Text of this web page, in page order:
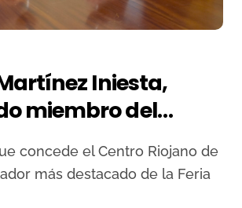
Iniesta,
miembro del
jurado del Trofeo
de Luces
más destacado de la Feria